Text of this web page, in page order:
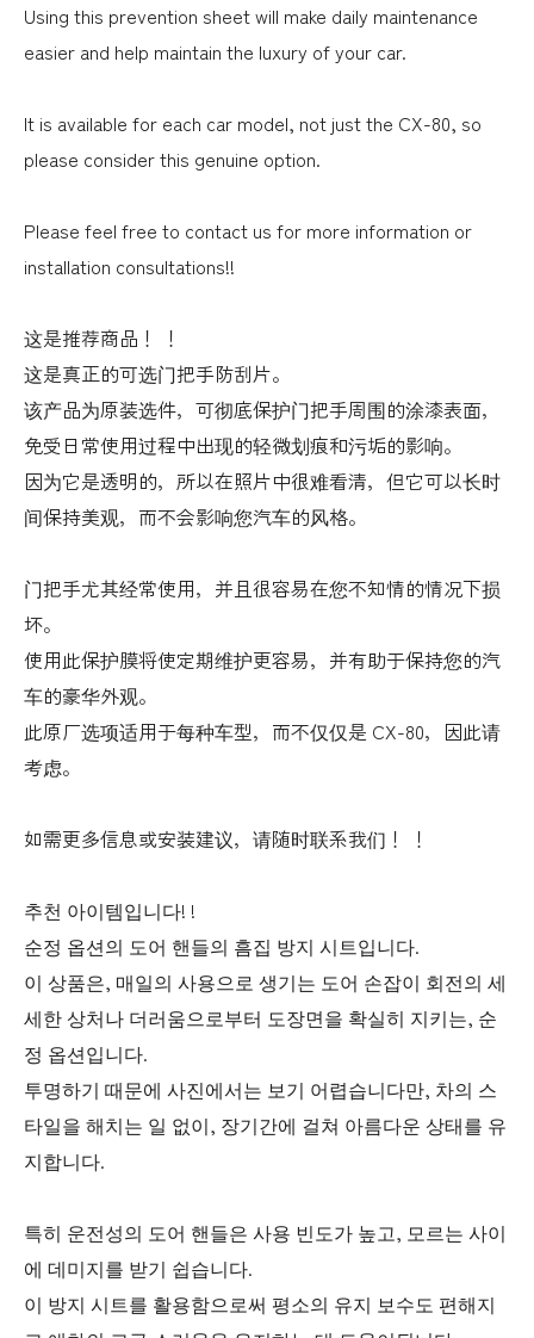
Using this prevention sheet will make daily maintenance
easier and help maintain the luxury of your car.
It is available for each car model, not just the CX-80, so
please consider this genuine option.
Please feel free to contact us for more information or
installation consultations!!
这是推荐商品！ ！
这是真正的可选门把手防刮片。
该产品为原装选件，可彻底保护门把手周围的涂漆表面，
免受日常使用过程中出现的轻微划痕和污垢的影响。
因为它是透明的，所以在照片中很难看清，但它可以长时
间保持美观，而不会影响您汽车的风格。
门把手尤其经常使用，并且很容易在您不知情的情况下损
坏。
使用此保护膜将使定期维护更容易，并有助于保持您的汽
车的豪华外观。
此原厂选项适用于每种车型，而不仅仅是 CX-80，因此请
考虑。
如需更多信息或安装建议，请随时联系我们！ ！
추천 아이템입니다! !
순정 옵션의 도어 핸들의 흠집 방지 시트입니다.
이 상품은, 매일의 사용으로 생기는 도어 손잡이 회전의 세
세한 상처나 더러움으로부터 도장면을 확실히 지키는, 순
정 옵션입니다.
투명하기 때문에 사진에서는 보기 어렵습니다만, 차의 스
타일을 해치는 일 없이, 장기간에 걸쳐 아름다운 상태를 유
지합니다.
특히 운전성의 도어 핸들은 사용 빈도가 높고, 모르는 사이
에 데미지를 받기 쉽습니다.
이 방지 시트를 활용함으로써 평소의 유지 보수도 편해지